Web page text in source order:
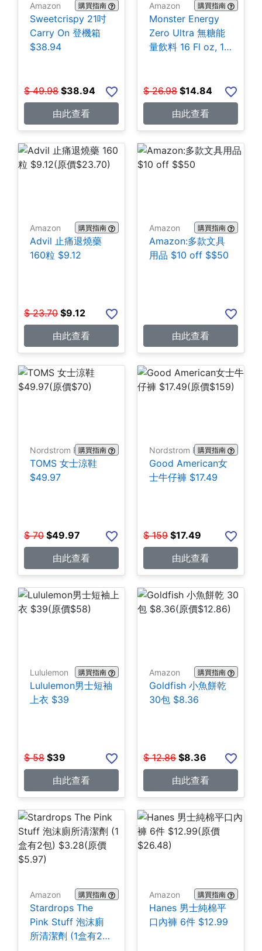
Amazon 購買指南
Sweetcrispy 21吋
Carry On 登機箱
$38.94
$ 49.98 $38.94
由此查看
Amazon 購買指南
Monster Energy
Zero Ultra 無糖能
量飲料 16 Fl oz, 15
$ 26.98 $14.84
由此查看
Amazon 購買指南
Advil 止痛退燒藥
160粒 $9.12
$ 23.70 $9.12
由此查看
Amazon 購買指南
Amazon:多款文具
用品 $10 off $$50
由此查看
Nordstrom Rack購買指南
TOMS 女士涼鞋
$49.97
$ 70 $49.97
由此查看
Nordstrom Rack購買指南
Good American女
士牛仔褲 $17.49
$ 159 $17.49
由此查看
Lululemon 購買指南
Lululemon男士短袖
上衣 $39
$ 58 $39
由此查看
Amazon 購買指南
Goldfish 小魚餅乾
30包 $8.36
$ 12.86 $8.36
由此查看
Amazon 購買指南
Stardrops The
Pink Stuff 泡沫廁
所清潔劑 (1盒有2
Amazon 購買指南
Hanes 男士純棉平
口內褲 6件 $12.99